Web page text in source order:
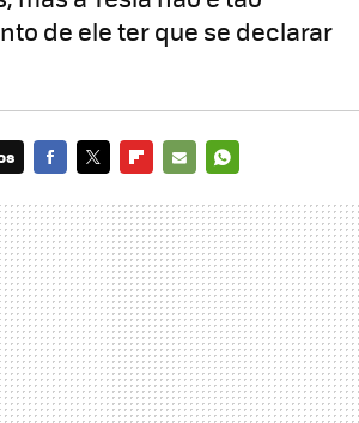
de ele ter que se declarar
MAIL